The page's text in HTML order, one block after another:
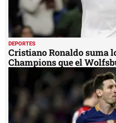
DEPORTES
Cristiano Ronaldo suma
Champions que el